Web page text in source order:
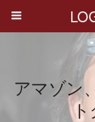
アマゾン
ト